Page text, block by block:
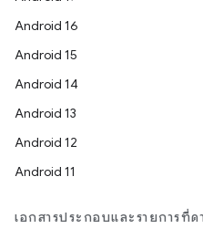
Android 16
Android 15
Android 14
Android 13
Android 12
Android 11
เอกสารประกอบและรายการที่ด